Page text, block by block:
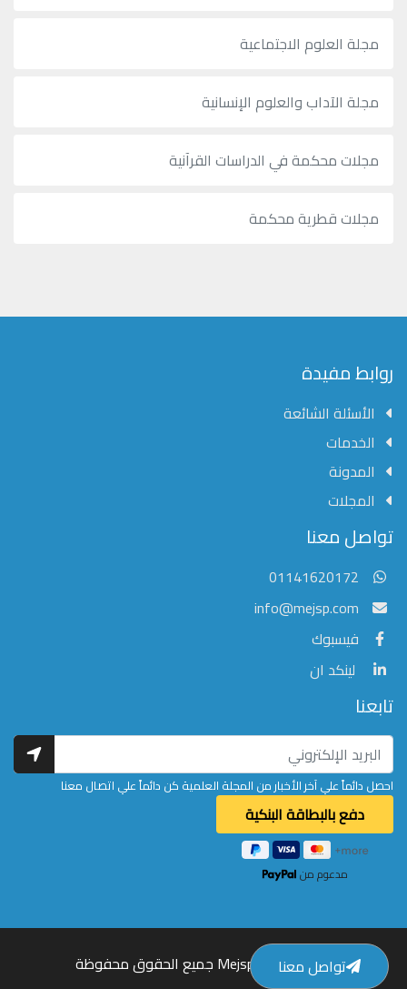
تواصل معنا
مؤسسة الشرق الأوسط للنشر العلمي
عادةً ما يتم الرد في غضون خمس دقائق
مجلة العلوم الاجتماعية
مجلة الآداب والعلوم الإنسانية
مجلات محكمة في الدراسات القرآنية
مجلات قطرية محكمة
روابط مفيدة
الأسئلة الشائعة
الخدمات
المدونة
المجلات
تواصل معنا
01141620172
info@mejsp.com
فيسبوك
لينكد ان
تابعنا
احصل دائماً علي آخر الأخبار من المجلة العلمية كن دائماً علي اتصال معنا
مدعوم من
© 2026 Mejsp.com جميع الحقوق محفوظة